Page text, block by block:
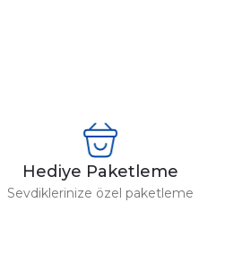
Hediye Paketleme
Sevdiklerinize özel paketleme